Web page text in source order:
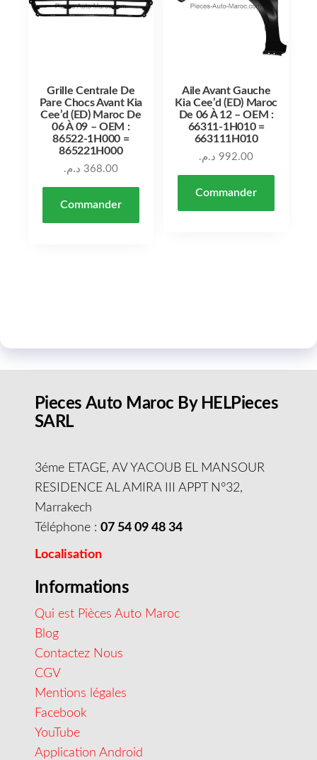
Grille Centrale De
Pare Chocs Avant Kia
Cee’d (ED) Maroc De
06 À 09 – OEM :
86522-1H000 =
865221H000
368.00 د.م.
Commander
Aile Avant Gauche
Kia Cee’d (ED) Maroc
De 06 À 12 – OEM :
66311-1H010 =
663111H010
992.00 د.م.
Commander
Pieces Auto Maroc By HELPieces
SARL
3éme ETAGE, AV YACOUB EL MANSOUR
RESIDENCE AL AMIRA III APPT N°32,
Marrakech
Téléphone : 07 54 09 48 34
Localisation
Informations
Qui est Pièces Auto Maroc
Blog
Contactez Nous
CGV
Mentions légales
Facebook
YouTube
Application Android